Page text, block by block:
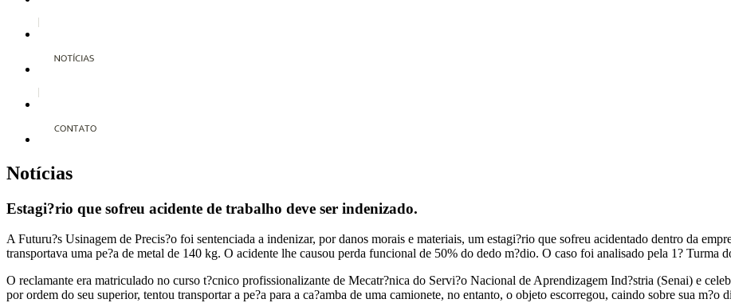
Notícias
Estagi?rio que sofreu acidente de trabalho deve ser indenizado.
A Futuru?s Usinagem de Precis?o foi sentenciada a indenizar, por danos morais e materiais, um estagi?rio que sofreu acidentado dentro da
transportava uma pe?a de metal de 140 kg. O acidente lhe causou perda funcional de 50% do dedo m?dio. O caso foi analisado pela 1? Turma
O reclamante era matriculado no curso t?cnico profissionalizante de Mecatr?nica do Servi?o Nacional de Aprendizagem Ind?stria (Senai) e
por ordem do seu superior, tentou transportar a pe?a para a ca?amba de uma camionete, no entanto, o objeto escorregou, caindo sobre sua m?o